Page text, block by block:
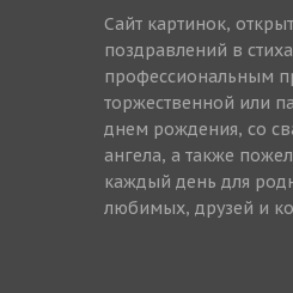
Сайт картинок,
поздравлений в
профессиональным
торжественной или
днем рождения, со
ангела, а также
каждый день для
любимых, друзей и